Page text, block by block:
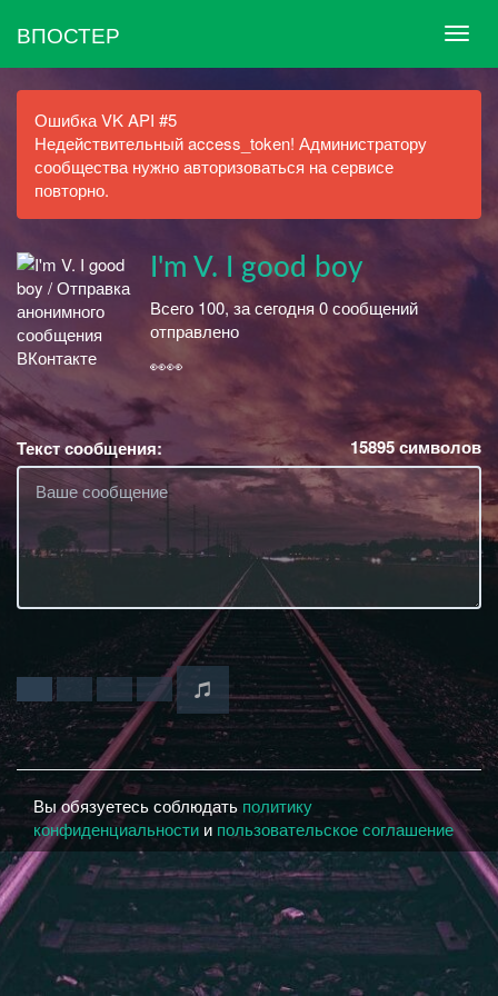
ВПОСТЕР
Ошибка VK API #5
Недействительный access_token! Администратору
сообщества нужно авторизоваться на сервисе
повторно.
I'm V. I good boy
Всего 100, за сегодня 0 сообщений
отправлено
👀👀
Текст сообщения: 15895символов
Вы обязуетесь соблюдать политику
конфиденциальности и пользовательское соглашение